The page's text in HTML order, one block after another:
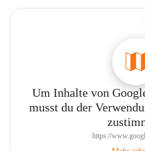
Um Inhalte von
musst du der
https://